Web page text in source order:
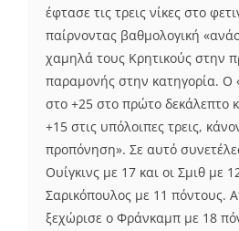
έφτασε τις τρεις νίκες στο
παίρνοντας βαθμολογική
χαμηλά τους Κρητικούς στην
παραμονής στην κατηγορία. Ο
στο +25 στο πρώτο δεκάλεπτο
+15 στις υπόλοιπες τρεις,
προπόνηση». Σε αυτό
Ουίγκινς με 17 και οι Σμιθ με
Σαρικόπουλος με 11 πόντους.
ξεχώρισε ο Φράνκαμπ με 18